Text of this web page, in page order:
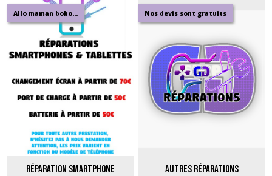
Allo maman bobo...
Réparation smartphone
Nos devis sont gratuits
Autres réparations